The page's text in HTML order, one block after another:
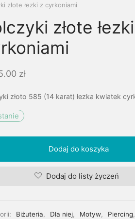
złote łezki z cyrkoniami
złote
zł
złoto 585 (14 karat) łezka kwiatek
Dodaj do koszyka
Dodaj do listy życzeń
Biżuteria, Dla niej, Motyw, Piercing,